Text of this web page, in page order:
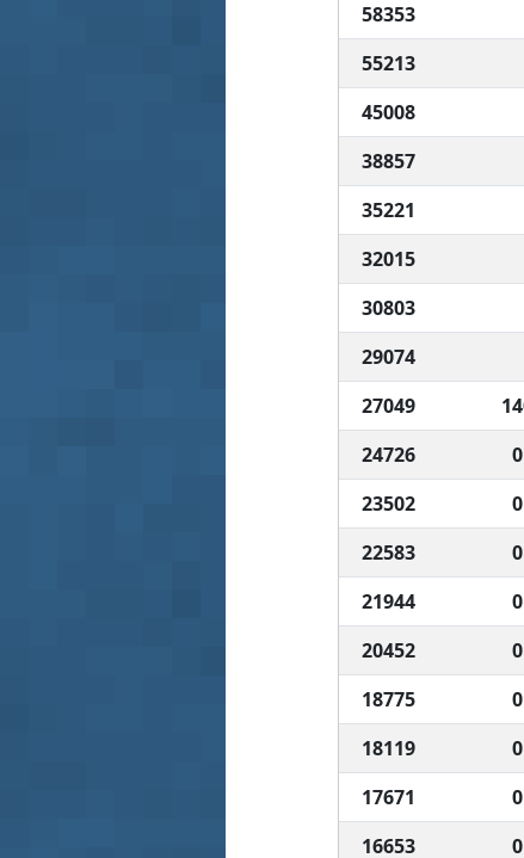
58353
55213
45008
38857
35221
32015
30803
29074
27049
0
24726
0
23502
0
22583
0
21944
0
20452
0
18775
0
18119
0
17671
0
16653